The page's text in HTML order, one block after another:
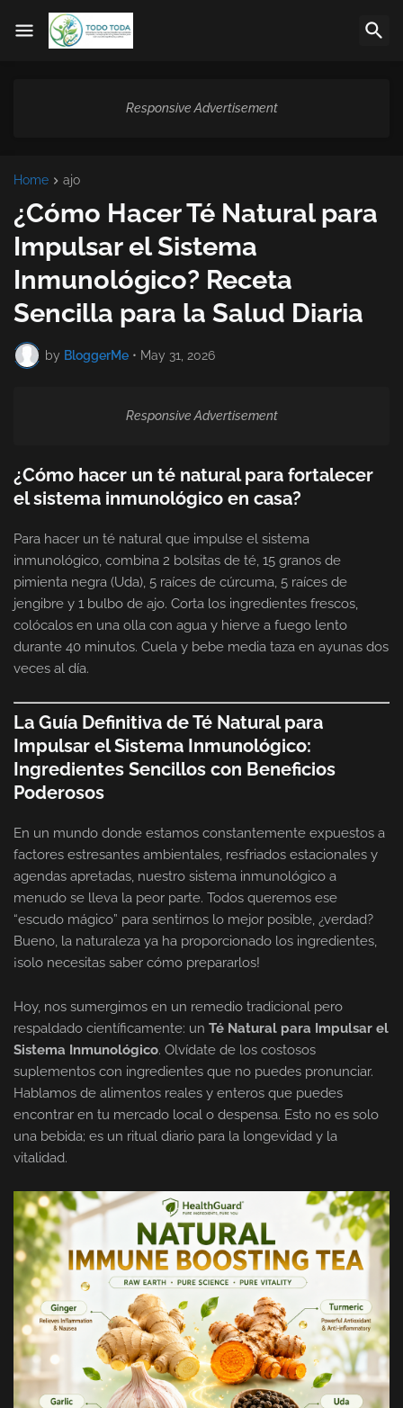
Responsive Advertisement
Home ajo
¿Cómo Hacer Té Natural para
Impulsar el Sistema
Inmunológico? Receta
Sencilla para la Salud Diaria
by BloggerMe • May 31, 2026
Responsive Advertisement
¿Cómo hacer un té natural para fortalecer
el sistema inmunológico en casa?
Para hacer un té natural que impulse el sistema
inmunológico, combina 2 bolsitas de té, 15 granos de
pimienta negra (Uda), 5 raíces de cúrcuma, 5 raíces de
jengibre y 1 bulbo de ajo. Corta los ingredientes frescos,
colócalos en una olla con agua y hierve a fuego lento
durante 40 minutos. Cuela y bebe media taza en ayunas dos
veces al día.
La Guía Definitiva de Té Natural para
Impulsar el Sistema Inmunológico:
Ingredientes Sencillos con Beneficios
Poderosos
En un mundo donde estamos constantemente expuestos a
factores estresantes ambientales, resfriados estacionales y
agendas apretadas, nuestro sistema inmunológico a
menudo se lleva la peor parte. Todos queremos ese
“escudo mágico” para sentirnos lo mejor posible, ¿verdad?
Bueno, la naturaleza ya ha proporcionado los ingredientes,
¡solo necesitas saber cómo prepararlos!
Hoy, nos sumergimos en un remedio tradicional pero
respaldado científicamente: un Té Natural para Impulsar el
Sistema Inmunológico. Olvídate de los costosos
suplementos con ingredientes que no puedes pronunciar.
Hablamos de alimentos reales y enteros que puedes
encontrar en tu mercado local o despensa. Esto no es solo
una bebida; es un ritual diario para la longevidad y la
vitalidad.